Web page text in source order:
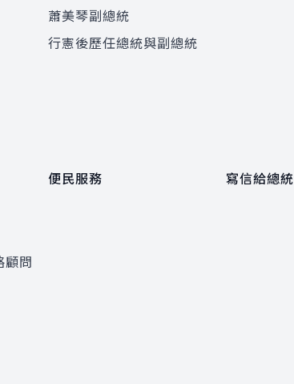
蕭美琴副總統
行憲後歷任總統與副總統
顧問
便民服務 寫信給總統